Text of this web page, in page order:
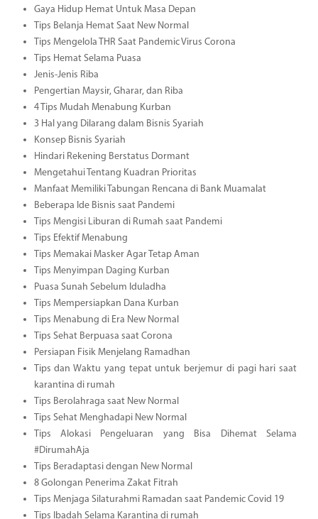
Gaya Hidup Hemat Untuk Masa Depan
Tips Belanja Hemat Saat New Normal
Tips Mengelola THR Saat Pandemic Virus Corona
Tips Hemat Selama Puasa
Jenis-Jenis Riba
Pengertian Maysir, Gharar, dan Riba
4 Tips Mudah Menabung Kurban
3 Hal yang Dilarang dalam Bisnis Syariah
Konsep Bisnis Syariah
Hindari Rekening Berstatus Dormant
Mengetahui Tentang Kuadran Prioritas
Manfaat Memiliki Tabungan Rencana di Bank Muamalat
Beberapa Ide Bisnis saat Pandemi
Tips Mengisi Liburan di Rumah saat Pandemi
Tips Efektif Menabung
Tips Memakai Masker Agar Tetap Aman
Tips Menyimpan Daging Kurban
Puasa Sunah Sebelum Iduladha
Tips Mempersiapkan Dana Kurban
Tips Menabung di Era New Normal
Tips Sehat Berpuasa saat Corona
Persiapan Fisik Menjelang Ramadhan
Tips dan Waktu yang tepat untuk berjemur di pagi hari saat
karantina di rumah
Tips Berolahraga saat New Normal
Tips Sehat Menghadapi New Normal
Tips Alokasi Pengeluaran yang Bisa Dihemat Selama
#DirumahAja
Tips Beradaptasi dengan New Normal
8 Golongan Penerima Zakat Fitrah
Tips Menjaga Silaturahmi Ramadan saat Pandemic Covid 19
Tips Ibadah Selama Karantina di rumah